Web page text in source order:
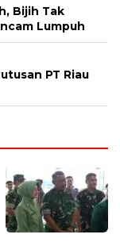
Bijih Tak
Lumpuh
PT Riau